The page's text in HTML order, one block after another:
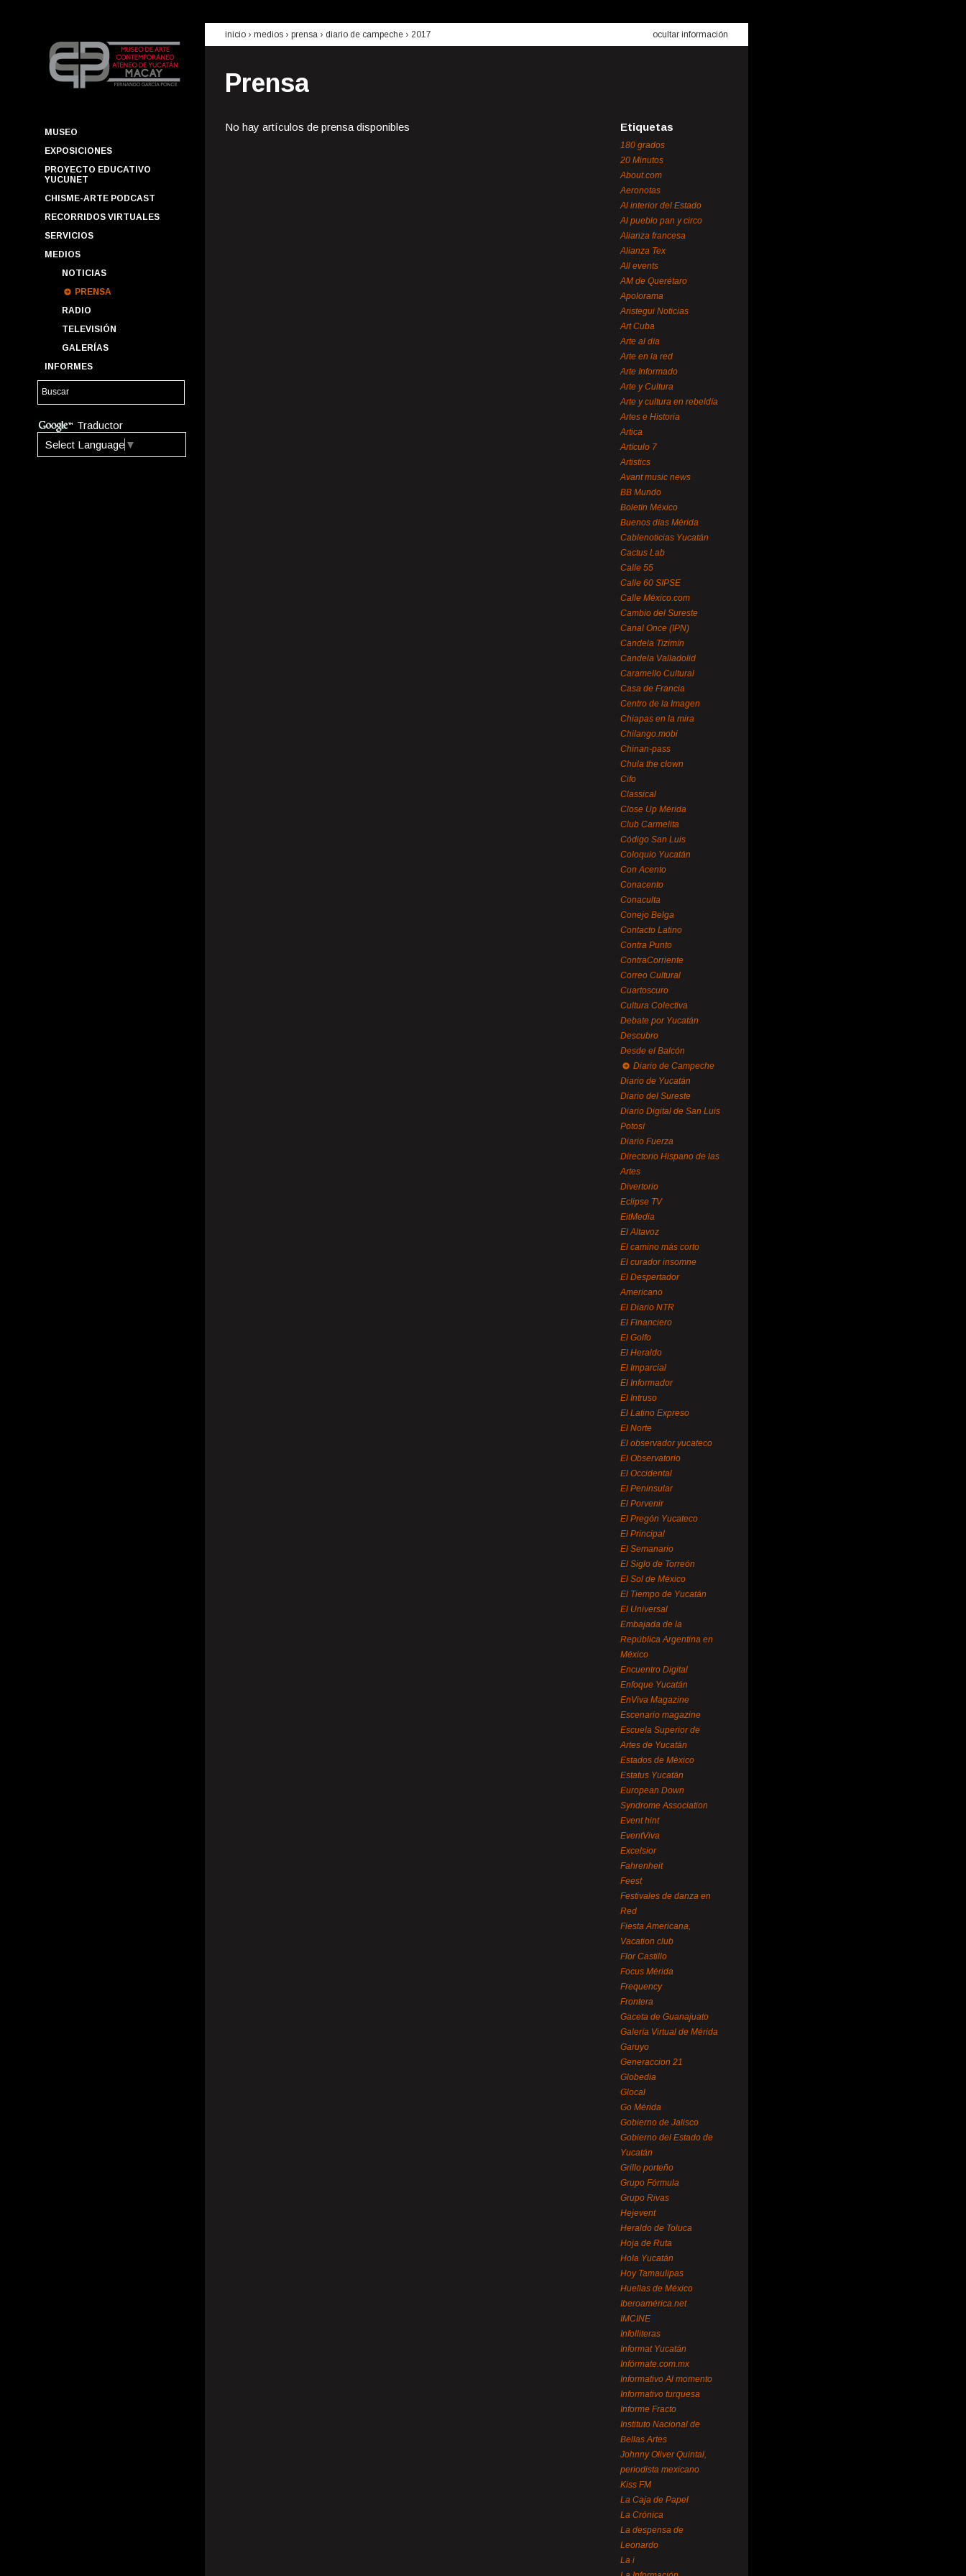
MUSEO
EXPOSICIONES
PROYECTO EDUCATIVO
YUCUNET
CHISME-ARTE PODCAST
RECORRIDOS VIRTUALES
SERVICIOS
MEDIOS
NOTICIAS
PRENSA
RADIO
TELEVISIÓN
GALERÍAS
INFORMES
Traductor
Select Language ▼
inicio › medios › prensa › diario de campeche › 2017 ocultar información
Prensa
No hay artículos de prensa disponibles Etiquetas
180 grados
20 Minutos
About.com
Aeronotas
Al interior del Estado
Al pueblo pan y circo
Alianza francesa
Alianza Tex
All events
AM de Querétaro
Apolorama
Aristegui Noticias
Art Cuba
Arte al día
Arte en la red
Arte Informado
Arte y Cultura
Arte y cultura en rebeldía
Artes e Historia
Artica
Artículo 7
Artistics
Avant music news
BB Mundo
Boletín México
Buenos días Mérida
Cablenoticias Yucatán
Cactus Lab
Calle 55
Calle 60 SIPSE
Calle México.com
Cambio del Sureste
Canal Once (IPN)
Candela Tizimín
Candela Valladolid
Caramello Cultural
Casa de Francia
Centro de la Imagen
Chiapas en la mira
Chilango.mobi
Chinan-pass
Chula the clown
Cifo
Classical
Close Up Mérida
Club Carmelita
Código San Luis
Coloquio Yucatán
Con Acento
Conacento
Conaculta
Conejo Belga
Contacto Latino
Contra Punto
ContraCorriente
Correo Cultural
Cuartoscuro
Cultura Colectiva
Debate por Yucatán
Descubro
Desde el Balcón
Diario de Campeche
Diario de Yucatán
Diario del Sureste
Diario Digital de San Luis
Potosí
Diario Fuerza
Directorio Hispano de las
Artes
Divertorio
Eclipse TV
EitMedia
El Altavoz
El camino más corto
El curador insomne
El Despertador
Americano
El Diario NTR
El Financiero
El Golfo
El Heraldo
El Imparcial
El Informador
El Intruso
El Latino Expreso
El Norte
El observador yucateco
El Observatorio
El Occidental
El Peninsular
El Porvenir
El Pregón Yucateco
El Principal
El Semanario
El Siglo de Torreón
El Sol de México
El Tiempo de Yucatán
El Universal
Embajada de la
República Argentina en
México
Encuentro Digital
Enfoque Yucatán
EnViva Magazine
Escenario magazine
Escuela Superior de
Artes de Yucatán
Estados de México
Estatus Yucatán
European Down
Syndrome Association
Event hint
EventViva
Excelsior
Fahrenheit
Feest
Festivales de danza en
Red
Fiesta Americana,
Vacation club
Flor Castillo
Focus Mérida
Frequency
Frontera
Gaceta de Guanajuato
Galería Virtual de Mérida
Garuyo
Generaccion 21
Globedia
Glocal
Go Mérida
Gobierno de Jalisco
Gobierno del Estado de
Yucatán
Grillo porteño
Grupo Fórmula
Grupo Rivas
Hejevent
Heraldo de Toluca
Hoja de Ruta
Hola Yucatán
Hoy Tamaulipas
Huellas de México
Iberoamérica.net
IMCINE
Infolliteras
Informat Yucatán
Infórmate.com.mx
Informativo Al momento
Informativo turquesa
Informe Fracto
Instituto Nacional de
Bellas Artes
Johnny Oliver Quintal,
periodista mexicano
Kiss FM
La Caja de Papel
La Crónica
La despensa de
Leonardo
La i